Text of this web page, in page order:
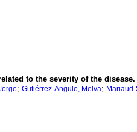
to the severity of the disease.
; Gutiérrez-Angulo, Melva;